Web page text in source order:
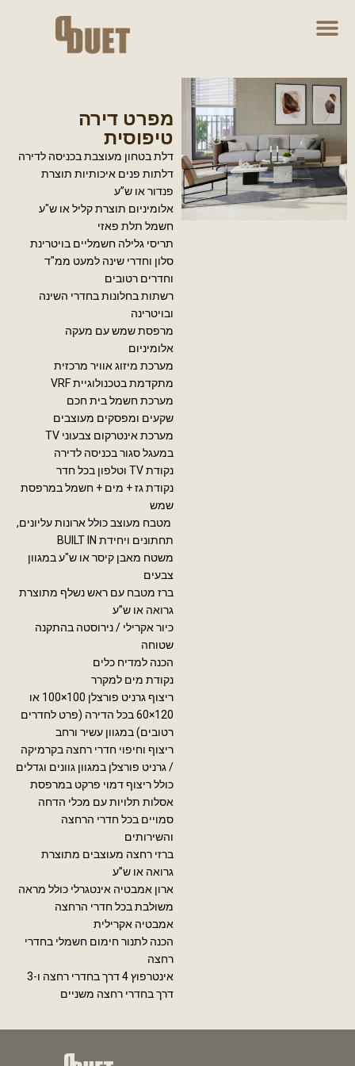
מפרט דירה
טיפוסית
דלת בטחון מעוצבת בכניסה לדירה
דלתות פנים איכותיות תוצרת
פנדור או ש”ע
אלומיניום תוצרת קליל או ש"ע
חשמל תלת פאזי
תריסי גלילה חשמליים בויטרינת
סלון וחדרי שינה למעט ממ"ד
וחדרים רטובים
רשתות בחלונות בחדרי השינה
ובויטרינה
מרפסת שמש עם מעקה
אלומיניום
מערכת מיזוג אוויר מרכזית
מתקדמת בטכנולוגיית VRF
מערכת חשמל בית חכם
שקעים ומפסקים מעוצבים
מערכת אינטרקום צבעוני TV
במעגל סגור בכניסה לדירה
נקודת TV וטלפון בכל חדר
נקודת גז + מים + חשמל במרפסת
שמש
מטבח מעוצב כולל ארונות עליונים,
תחתונים ויחידת BUILT IN
משטח מאבן קיסר או ש"ע במגוון
צבעים
ברז מטבח עם ראש נשלף מתוצרת
גרואה או ש”ע
כיור אקרילי / נירוסטה בהתקנה
שטוחה
הכנה למדיח כלים
נקודת מים למקרר
ריצוף גרניט פורצלן 100×100 או
120×60 בכל הדירה (פרט לחדרים
רטובים) במגוון עשיר ורחב
ריצוף וחיפוי חדרי רחצה בקרמיקה
/ גרניט פורצלן במגוון גוונים וגדלים
כולל ריצוף דמוי פרקט במרפסת
אסלות תלויות עם מכלי הדחה
סמויים בכל חדרי הרחצה
והשירותים
ברזי רחצה מעוצבים מתוצרת
גרואה או ש”ע
ארון אמבטיה אינטגרלי כולל מראה
משולבת בכל חדרי הרחצה
אמבטיה אקרילית
הכנה לתנור חימום חשמלי בחדרי
רחצה
אינטרפוץ 4 דרך בחדרי רחצה ו-3
דרך בחדרי רחצה משניים